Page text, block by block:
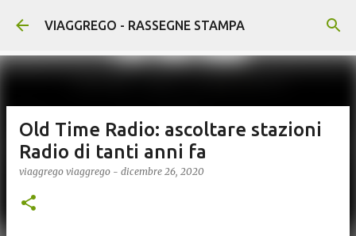
Passa ai contenuti principali
VIAGGREGO - RASSEGNE STAMPA
Old Time Radio: ascoltare stazioni
Radio di tanti anni fa
viaggrego viaggrego - dicembre 26, 2020